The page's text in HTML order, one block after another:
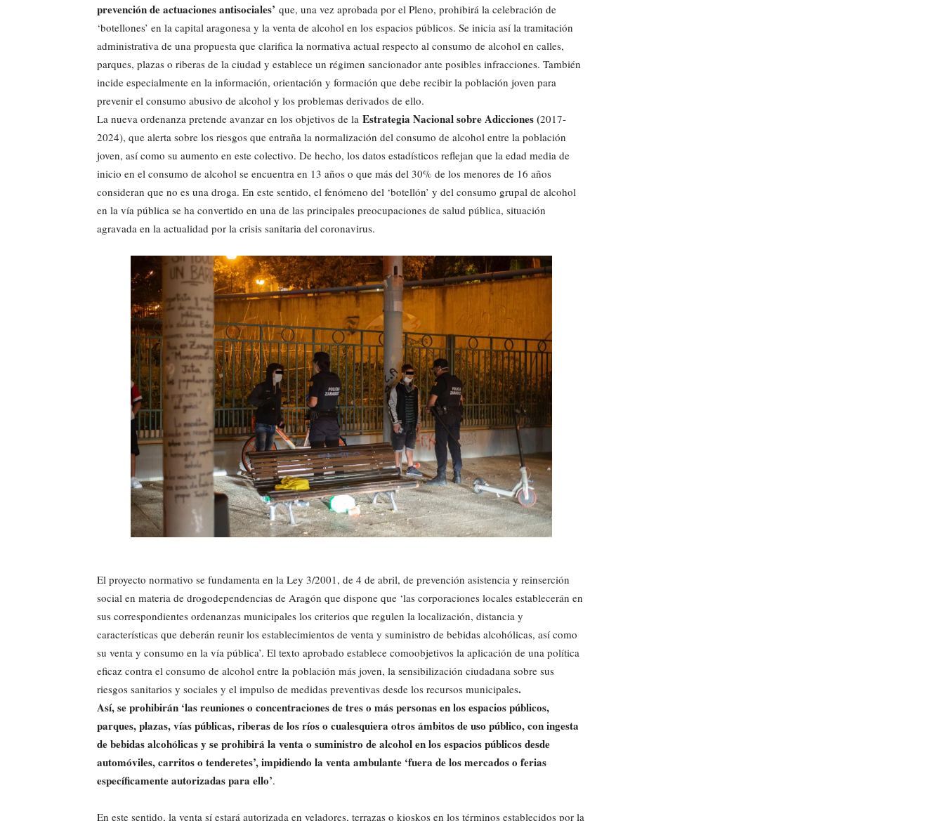
prevención de actuaciones antisociales’ que, una vez aprobada por el Pleno, prohibirá la celebración de
‘botellones’ en la capital aragonesa y la venta de alcohol en los espacios públicos. Se inicia así la tramitación
administrativa de una propuesta que clarifica la normativa actual respecto al consumo de alcohol en calles,
parques, plazas o riberas de la ciudad y establece un régimen sancionador ante posibles infracciones. También
incide especialmente en la información, orientación y formación que debe recibir la población joven para
prevenir el consumo abusivo de alcohol y los problemas derivados de ello.
La nueva ordenanza pretende avanzar en los objetivos de la Estrategia Nacional sobre Adicciones (2017-
2024), que alerta sobre los riesgos que entraña la normalización del consumo de alcohol entre la población
joven, así como su aumento en este colectivo. De hecho, los datos estadísticos reflejan que la edad media de
inicio en el consumo de alcohol se encuentra en 13 años o que más del 30% de los menores de 16 años
consideran que no es una droga. En este sentido, el fenómeno del ‘botellón’ y del consumo grupal de alcohol
en la vía pública se ha convertido en una de las principales preocupaciones de salud pública, situación
agravada en la actualidad por la crisis sanitaria del coronavirus.
El proyecto normativo se fundamenta en la Ley 3/2001, de 4 de abril, de prevención asistencia y reinserción
social en materia de drogodependencias de Aragón que dispone que ‘las corporaciones locales establecerán en
sus correspondientes ordenanzas municipales los criterios que regulen la localización, distancia y
características que deberán reunir los establecimientos de venta y suministro de bebidas alcohólicas, así como
su venta y consumo en la vía pública’. El texto aprobado establece comoobjetivos la aplicación de una política
eficaz contra el consumo de alcohol entre la población más joven, la sensibilización ciudadana sobre sus
riesgos sanitarios y sociales y el impulso de medidas preventivas desde los recursos municipales.
Así, se prohibirán ‘las reuniones o concentraciones de tres o más personas en los espacios públicos,
parques, plazas, vías públicas, riberas de los ríos o cualesquiera otros ámbitos de uso público, con ingesta
de bebidas alcohólicas y se prohibirá la venta o suministro de alcohol en los espacios públicos desde
automóviles, carritos o tenderetes’, impidiendo la venta ambulante ‘fuera de los mercados o ferias
específicamente autorizadas para ello’.
En este sentido, la venta sí estará autorizada en veladores, terrazas o kioskos en los términos establecidos por la